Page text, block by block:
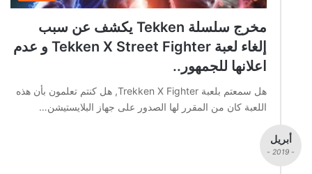
مخرج سلسلة Tekken يكشف عن سبب
إلغاء لعبة Tekken X Street Fighter و عدم
اعلانها للجمهور..
هل سمعتم بلعبة Trekken X Fighter, هل كنتم تعلمون بأن هذه
اللعبة كان من المقرر لها الصدور على جهاز البلايستيشن…
أبريل
- 2019 -